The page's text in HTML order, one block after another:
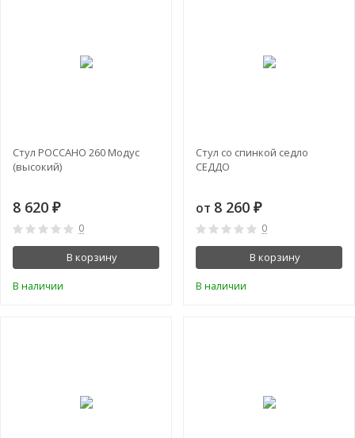
Стул РОССАНО 260 Модус
(высокий)
8 620 ₽
0
В корзину
В наличии
Стул со спинкой седло
СЕДДО
от 8 260 ₽
0
В корзину
В наличии